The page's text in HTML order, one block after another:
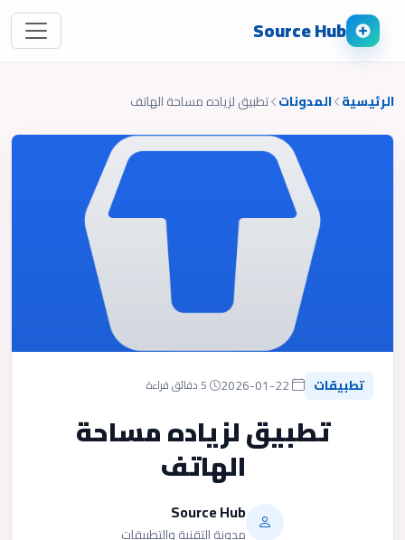
Source Hub
الرئيسية المدونات تطبيق لزياده مساحة الهاتف
تطبيقات 2026-01-22
تطبيق لزياده مساحة
الهاتف
Source Hub
مدونة التقنية والتطبيقات